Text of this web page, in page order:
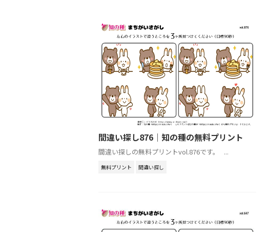
間違い探し876｜知の種の無料プリント
間違い探しの無料プリントvol.876です。 ...
無料プリント 間違い探し